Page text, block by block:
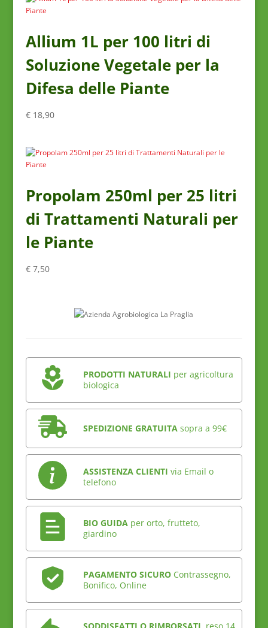
Allium 1L per 100 litri di
Soluzione Vegetale per la
Difesa delle Piante
€18,90
Propolam 250ml per 25 litri
di Trattamenti Naturali per
le Piante
€7,50
PRODOTTI NATURALI per agricoltura
biologica
SPEDIZIONE GRATUITAsopra a 99€
ASSISTENZA CLIENTI via Email o
telefono
BIO GUIDAper orto, frutteto,
giardino
PAGAMENTO SICUROContrassegno,
Bonifico, Online